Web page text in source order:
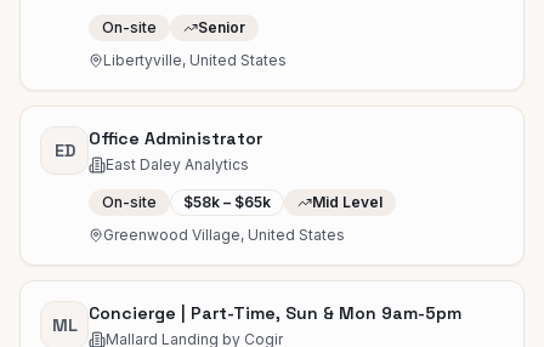
On-site
Senior
Libertyville, United States
ED
Office Administrator
East Daley Analytics
On-site $58k – $65k
Mid Level
Greenwood Village, United States
ML
Concierge | Part-Time, Sun & Mon 9am-5pm
Mallard Landing by Cogir